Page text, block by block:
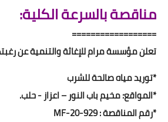
مناقصة بالسرعة الكلية:
==================
تعلن مؤسسة مرام للإغاثة والتنمية عن
*توريد مياه صالحة للشرب
*المواقع: مخيم باب النور – اعزاز - حلب.
*رقم المناقصة : MF-20-929